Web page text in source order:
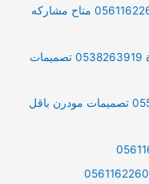
شركة نقل عفش من الدمام الى الاردن 0561162260 متاح مشاركه
افضل شركة تنسيق حدائق بالمدينة المنورة 0538263919 تصميمات
شركة تصميم شلالات بالاحساء 0557534995 تصميمات مودرن باقل
شركة نقل عفش من الدمام الى الامارات 0561162260